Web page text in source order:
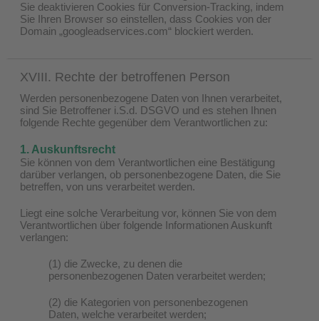
Sie deaktivieren Cookies für Conversion-Tracking, indem
Sie Ihren Browser so einstellen, dass Cookies von der
Domain „googleadservices.com“ blockiert werden.
XVIII. Rechte der betroffenen Person
Werden personenbezogene Daten von Ihnen verarbeitet,
sind Sie Betroffener i.S.d. DSGVO und es stehen Ihnen
folgende Rechte gegenüber dem Verantwortlichen zu:
1. Auskunftsrecht
Sie können von dem Verantwortlichen eine Bestätigung
darüber verlangen, ob personenbezogene Daten, die Sie
betreffen, von uns verarbeitet werden.
Liegt eine solche Verarbeitung vor, können Sie von dem
Verantwortlichen über folgende Informationen Auskunft
verlangen:
(1) die Zwecke, zu denen die
personenbezogenen Daten verarbeitet werden;
(2) die Kategorien von personenbezogenen
Daten, welche verarbeitet werden;